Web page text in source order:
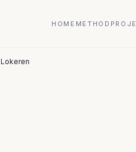
HOME METHOD
Lokeren